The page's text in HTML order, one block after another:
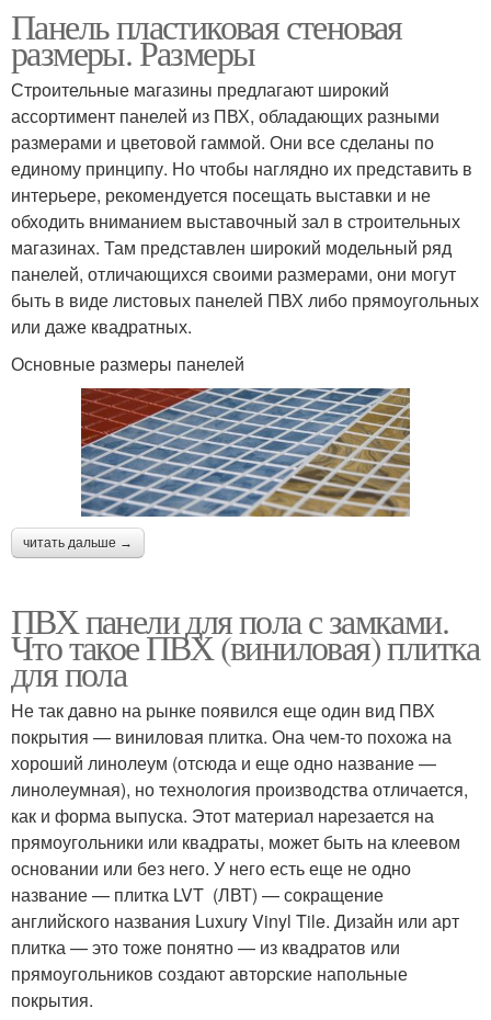
Панель пластиковая стеновая
размеры. Размеры
Строительные магазины предлагают широкий
ассортимент панелей из ПВХ, обладающих разными
размерами и цветовой гаммой. Они все сделаны по
единому принципу. Но чтобы наглядно их представить в
интерьере, рекомендуется посещать выставки и не
обходить вниманием выставочный зал в строительных
магазинах. Там представлен широкий модельный ряд
панелей, отличающихся своими размерами, они могут
быть в виде листовых панелей ПВХ либо прямоугольных
или даже квадратных.
Основные размеры панелей
читать дальше →
ПВХ панели для пола с замками.
Что такое ПВХ (виниловая) плитка
для пола
Не так давно на рынке появился еще один вид ПВХ
покрытия — виниловая плитка. Она чем-то похожа на
хороший линолеум (отсюда и еще одно название —
линолеумная), но технология производства отличается,
как и форма выпуска. Этот материал нарезается на
прямоугольники или квадраты, может быть на клеевом
основании или без него. У него есть еще не одно
название — плитка LVT (ЛВТ) — сокращение
английского названия Luxury Vinyl Tile. Дизайн или арт
плитка — это тоже понятно — из квадратов или
прямоугольников создают авторские напольные
покрытия.